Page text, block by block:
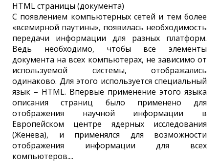
HTML страницы (документа)
С появлением компьютерных сетей и тем более
«всемирной паутины», появилась необходимость
передачи информации для разных платформ.
Ведь необходимо, чтобы все элементы
документа на всех компьютерах, не зависимо от
используемой системы, отображались
одинаково. Для этого используется специальный
язык – HTML. Впервые применение этого языка
описания страниц было применено для
отображения научной информации в
Европейском центре ядерных исследования
(Женева), и применялся для возможности
отображения информации для всех
компьютеров....